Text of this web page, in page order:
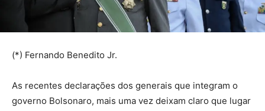
(*) Fernando Benedito Jr.
As recentes declarações dos generais que integram o
governo Bolsonaro, mais uma vez deixam claro que lugar